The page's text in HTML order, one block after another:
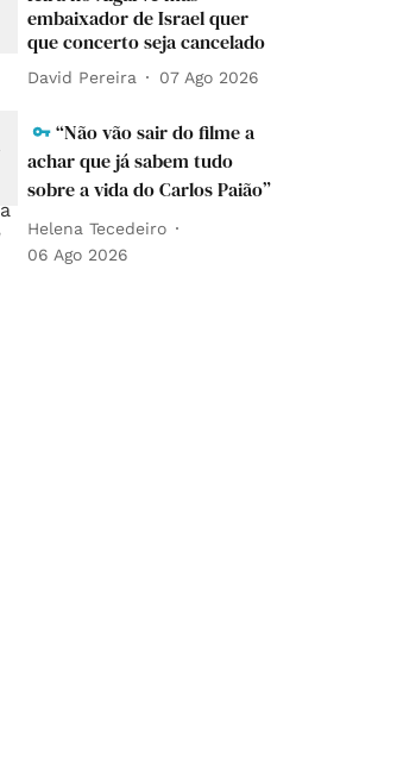
embaixador de Israel quer
que concerto seja cancelado
David Pereira 07 Ago 2026
“Não vão sair do filme a
achar que já sabem tudo
sobre a vida do Carlos Paião”
Helena Tecedeiro
06 Ago 2026